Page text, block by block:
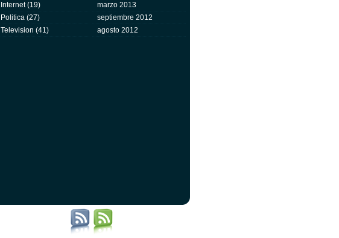
Internet(19)
Politica (27)
Television (41)
marzo 2013
septiembre 2012
agosto 2012